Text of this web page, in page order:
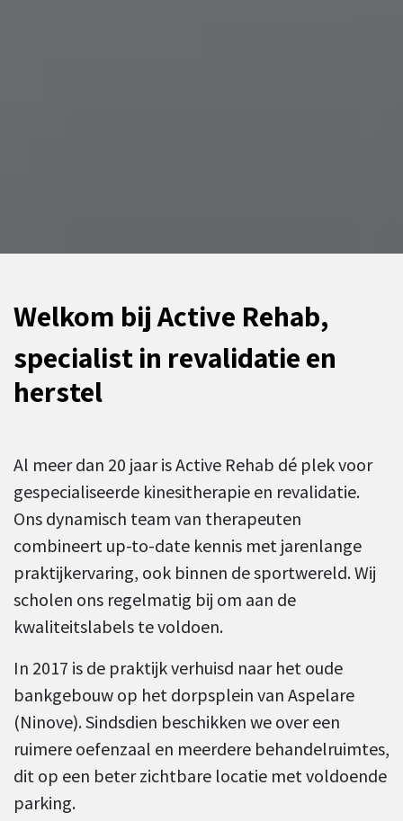
Welkom bij Active Rehab,
specialist in revalidatie en
herstel
Al meer dan 20 jaar is Active Rehab dé plek voor
gespecialiseerde kinesitherapie en revalidatie.
Ons dynamisch team van therapeuten
combineert up-to-date kennis met jarenlange
praktijkervaring, ook binnen de sportwereld. Wij
scholen ons regelmatig bij om aan de
kwaliteitslabels te voldoen.
In 2017 is de praktijk verhuisd naar het oude
bankgebouw op het dorpsplein van Aspelare
(Ninove). Sindsdien beschikken we over een
ruimere oefenzaal en meerdere behandelruimtes,
dit op een beter zichtbare locatie met voldoende
parking.